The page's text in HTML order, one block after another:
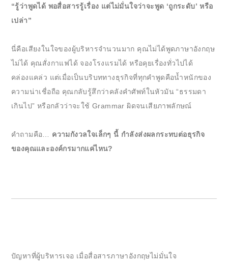
“รู้ว่าพูดได้ พอสื่อสารรู้เรื่อง แต่ไม่มั่นใจว่าจะพูด ‘ถูกระดับ’ หรือ
เปล่า”
นี่คือเสียงในใจของผู้บริหารจำนวนมาก คุณไม่ได้พูดภาษาอังกฤษ
ไม่ได้ คุณสั่งกาแฟได้ จองโรงแรมได้ หรือคุยเรื่องทั่วไปได้
คล่องแคล่ว แต่เมื่อเป็นบริบททางธุรกิจที่ทุกคำพูดคือน้ำหนักของ
ความน่าเชื่อถือ คุณกลับรู้สึกว่าคลังคำศัพท์ในหัวมัน “ธรรมดา
เกินไป” หรือกลัวว่าจะใช้ Grammar ผิดจนเสียภาพลักษณ์
คำถามคือ… ความกังวลใจเล็กๆ นี้ กำลังส่งผลกระทบต่อธุรกิจ
ของคุณและองค์กรมากแค่ไหน?
ปัญหาที่ผู้บริหารเจอ เมื่อสื่อสารภาษาอังกฤษไม่มั่นใจ